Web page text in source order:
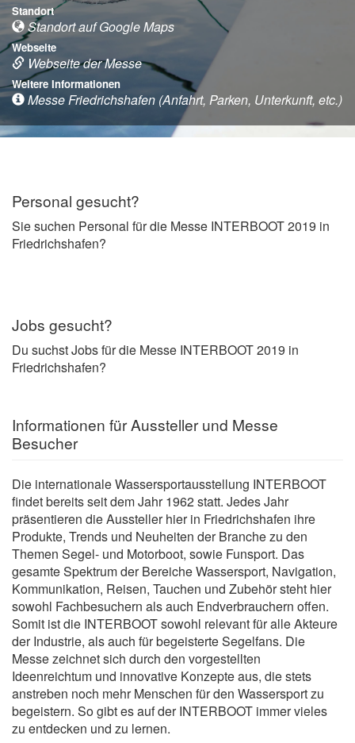
Standort
Standort auf Google Maps
Webseite
Webseite der Messe
Weitere Informationen
Messe Friedrichshafen (Anfahrt, Parken, Unterkunft, etc.)
Personal gesucht?
Sie suchen Personal für die Messe INTERBOOT 2019 in
Friedrichshafen?
Jobs gesucht?
Du suchst Jobs für die Messe INTERBOOT 2019 in
Friedrichshafen?
Informationen für Aussteller und Messe
Besucher
Die internationale Wassersportausstellung INTERBOOT
findet bereits seit dem Jahr 1962 statt. Jedes Jahr
präsentieren die Aussteller hier in Friedrichshafen ihre
Produkte, Trends und Neuheiten der Branche zu den
Themen Segel- und Motorboot, sowie Funsport. Das
gesamte Spektrum der Bereiche Wassersport, Navigation,
Kommunikation, Reisen, Tauchen und Zubehör steht hier
sowohl Fachbesuchern als auch Endverbrauchern offen.
Somit ist die INTERBOOT sowohl relevant für alle Akteure
der Industrie, als auch für begeisterte Segelfans. Die
Messe zeichnet sich durch den vorgestellten
Ideenreichtum und innovative Konzepte aus, die stets
anstreben noch mehr Menschen für den Wassersport zu
begeistern. So gibt es auf der INTERBOOT immer vieles
zu entdecken und zu lernen.